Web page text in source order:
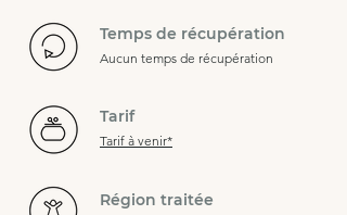
Temps de récupération
Aucun temps de récupération
Tarif
Tarif à venir*
Région traitée